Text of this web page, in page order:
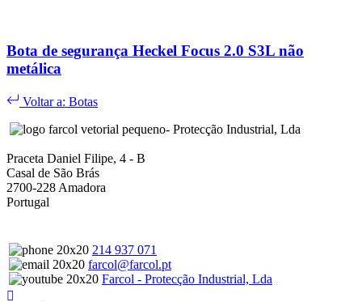
Bota de segurança Heckel Focus 2.0 S3L não
metálica
Voltar a: Botas
- Protecção Industrial, Lda
Praceta Daniel Filipe, 4 - B
Casal de São Brás
2700-228 Amadora
Portugal
214 937 071
farcol@farcol.pt
Farcol - Protecção Industrial, Lda